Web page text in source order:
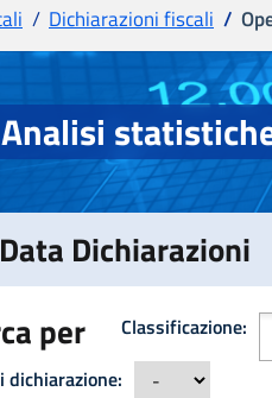
Dichiarazioni fiscali
Analisi
Dichiarazioni
per
Classificazione:
dichiarazione: